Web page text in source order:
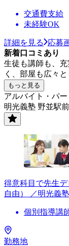
交通費支給
未経験OK
詳細を見る
応募
新着口コミあり
生徒も講師も、
く、部屋も広々
もっと見る
アルバイト・パー
明光義塾 野並駅前
得意科目で先生
自由） ／明光義塾
個別指導講
勤務地